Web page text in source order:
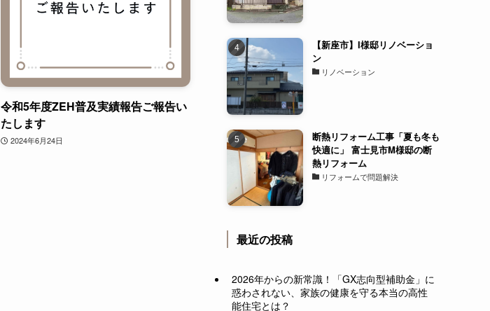
令和5年度ZEH普及実績報告ご報告い
たします
2024年6月24日
【新座市】I様邸リノベーショ
ン
リノベーション
断熱リフォーム工事「夏も冬も
快適に」 富士見市M様邸の断
熱リフォーム
リフォームで問題解決
最近の投稿
2026年からの新常識！「GX志向型補助金」に
惑わされない、家族の健康を守る本当の高性
能住宅とは？